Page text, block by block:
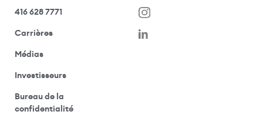
416 628 7771
Carrières(s’ouvre dans une nouvelle fenêtre)
Médias(ouvre votre application de messagerie)
Investisseurs(ouvre votre application de messagerie)
Bureau de la
confidentialité(ouvre votre application de messagerie)